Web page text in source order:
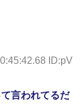
ID:pV
言われてるだ